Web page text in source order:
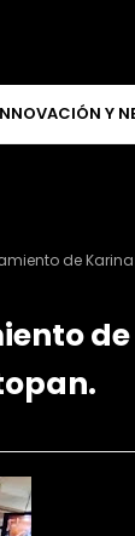
Y
de